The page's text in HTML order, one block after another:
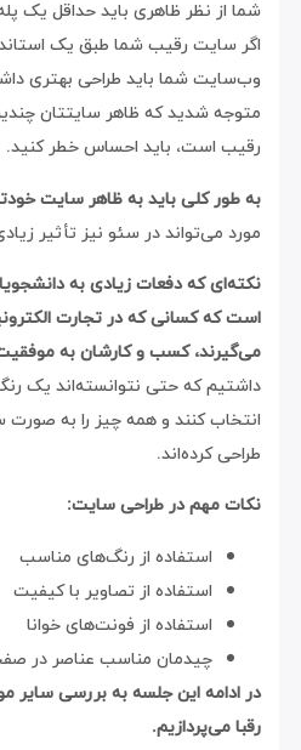
شما از نظر ظاهری باید حداقل یک
اگر سایت رقیب شما طبق یک
وب‌سایت شما باید طراحی بهتری
متوجه شدید که ظاهر سایتتان
رقیب است، باید احساس خطر کنید.
به طور کلی باید به ظاهر سایت
مورد می‌تواند در سئو نیز تأثیر
نکته‌ای که دفعات زیادی به
است که کسانی که در تجارت
می‌گیرند، کسب و کارشان به
داشتیم که حتی نتوانسته‌اند یک
انتخاب کنند و همه چیز را به
طراحی کرده‌اند.
نکات مهم در طراحی سایت:
استفاده از رنگ‌های مناسب
استفاده از تصاویر با کیفیت
استفاده از فونت‌های خوانا
چیدمان مناسب عناصر در
در ادامه این جلسه به بررسی سایر
رقبا می‌پردازیم.